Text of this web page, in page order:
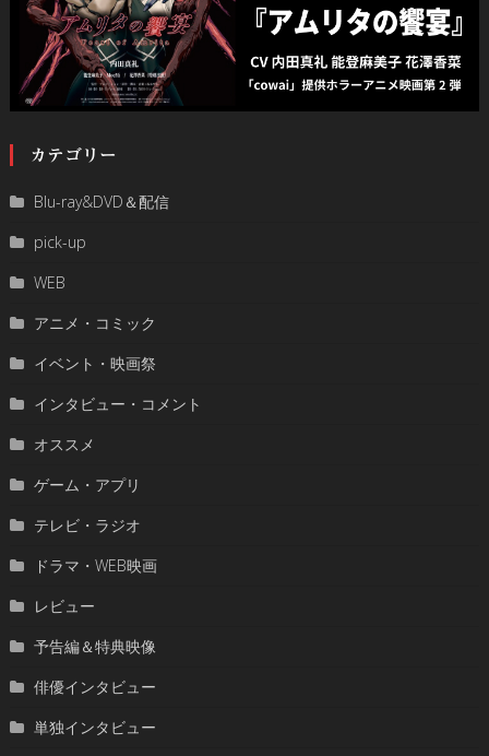
カテゴリー
Blu-ray&DVD＆配信
pick-up
WEB
アニメ・コミック
イベント・映画祭
インタビュー・コメント
オススメ
ゲーム・アプリ
テレビ・ラジオ
ドラマ・WEB映画
レビュー
予告編＆特典映像
俳優インタビュー
単独インタビュー